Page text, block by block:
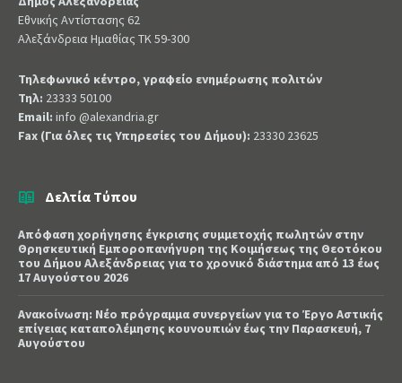
Εθνικής Αντίστασης 62
Αλεξάνδρεια Ημαθίας ΤΚ 59-300
Τηλεφωνικό κέντρο, γραφείο ενημέρωσης πολιτών
Τηλ: 23333 50100
Email: info @alexandria.gr
Fax (Για όλες τις Υπηρεσίες του Δήμου): 23330 23625
Δελτία Τύπου
Απόφαση χορήγησης έγκρισης συμμετοχής πωλητών στην
Θρησκευτική Εμποροπανήγυρη της Κοιμήσεως της Θεοτόκου
του Δήμου Αλεξάνδρειας για το χρονικό διάστημα από 13 έως
17 Αυγούστου 2026
Ανακοίνωση: Νέο πρόγραμμα συνεργείων για το Έργο Αστικής
επίγειας καταπολέμησης κουνουπιών έως την Παρασκευή, 7
Αυγούστου